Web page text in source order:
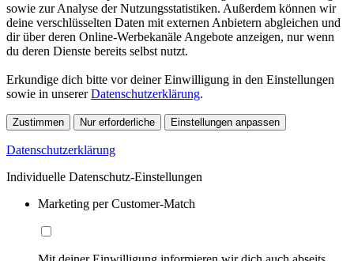
sowie zur Analyse der Nutzungsstatistiken. Außerdem können wir
deine verschlüsselten Daten mit externen Anbietern abgleichen und
dir über deren Online-Werbekanäle Angebote anzeigen, nur wenn
du deren Dienste bereits selbst nutzt.
Erkundige dich bitte vor deiner Einwilligung in den Einstellungen
sowie in unsererDatenschutzerklärung.
Zustimmen Nur erforderliche Einstellungen anpassen
Datenschutzerklärung
Individuelle Datenschutz-Einstellungen
Marketing per Customer-Match